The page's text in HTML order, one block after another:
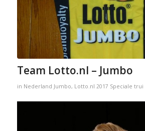
Team Lotto.nl – Jumbo
in Nederland Jumbo, Lotto.nl 2017 Speciale trui